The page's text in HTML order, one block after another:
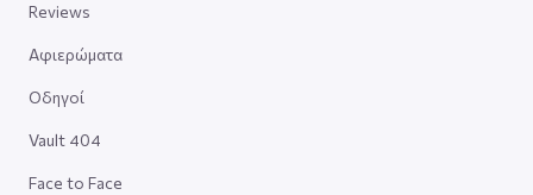
Reviews
Αφιερώματα
Οδηγοί
Vault 404
Face to Face